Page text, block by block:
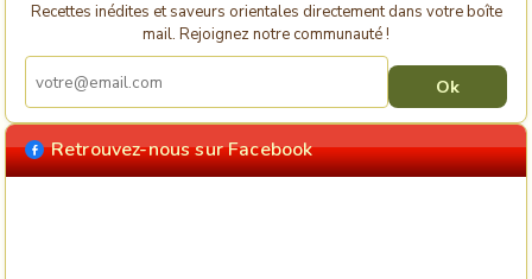
Recettes inédites et saveurs orientales directement dans votre boîte
mail. Rejoignez notre communauté !
Retrouvez-nous sur Facebook